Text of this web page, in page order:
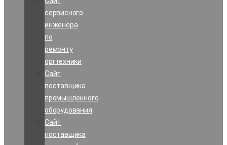
сервисного
инженера
по
ремонту
оргтехники
Сайт
поставщика
промышленного
оборудования
Сайт
поставщика